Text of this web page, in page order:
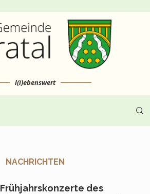
l(i)ebenswert
NACHRICHTEN
Frühjahrskonzerte des